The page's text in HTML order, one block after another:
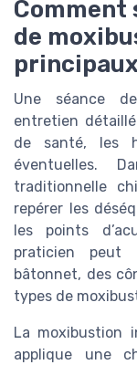
Comment
de
Une séance
entretien
de santé, les
éventuelles.
traditionnelle
repérer les
les points
praticien peut
bâtonnet, des
types de
La moxibustion
applique une